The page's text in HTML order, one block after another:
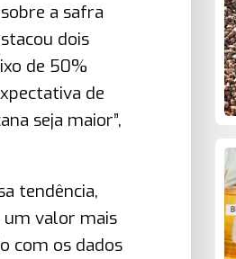
a safra
dois
de 50%
de
seja maior”,
tendência,
um valor mais
com os dados